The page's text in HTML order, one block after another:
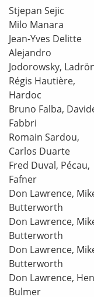
Stjepan Sejic
Milo Manara
Jean-Yves Delitte
Alejandro
Jodorowsky,
Régis Hautière,
Hardoc
Bruno Falba,
Fabbri
Romain Sardou,
Carlos Duarte
Fred Duval, Pécau,
Fafner
Don Lawrence,
Butterworth
Don Lawrence,
Butterworth
Don Lawrence,
Butterworth
Don Lawrence,
Bulmer